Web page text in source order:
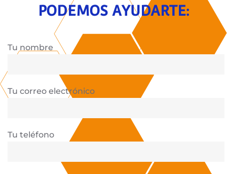
PODEMOS AYUDARTE:
Tu nombre
Tu correo electrónico
Tu teléfono